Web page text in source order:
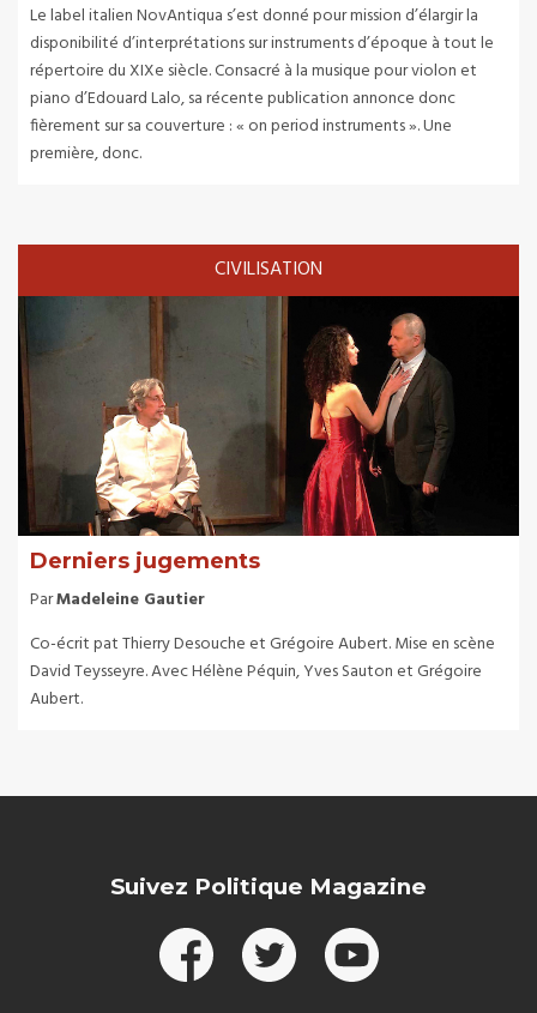
Le label italien NovAntiqua s’est donné pour mission d’élargir la
disponibilité d’interprétations sur instruments d’époque à tout le
répertoire du XIXe siècle. Consacré à la musique pour violon et
piano d’Edouard Lalo, sa récente publication annonce donc
fièrement sur sa couverture : « on period instruments ». Une
première, donc.
CIVILISATION
Derniers jugements
ParMadeleine Gautier
Co-écrit pat Thierry Desouche et Grégoire Aubert. Mise en scène
David Teysseyre. Avec Hélène Péquin, Yves Sauton et Grégoire
Aubert.
Suivez Politique Magazine